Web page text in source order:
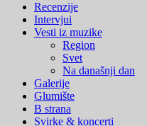
Recenzije
Intervjui
Vesti iz muzike
Region
Svet
Na današnji dan
Galerije
Glumište
B strana
Svirke & koncerti